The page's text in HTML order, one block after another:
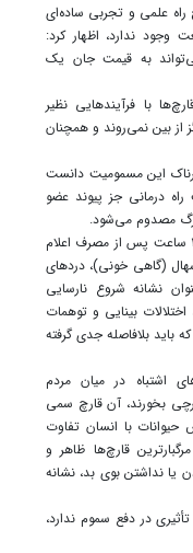
راه علمی و تجربی ساده‌ای
ندارد، اظهار کرد:
به قیمت جان یک
با فرآیندهایی نظیر
از بین نمی‌روند و همچنان
این مسمومیت دانست
درمانی جز پیوند عضو
مصدوم می‌شود.
شادی‌نیا علائم اولیه مسمومیت را معمولاً ۶ تا ۱۲ ساعت پس از مصرف اعلام
(گاهی خونی)، دردهای
نشانه شروع نارسایی
بینایی و توهمات
بلافاصله جدی گرفته
اشتباه در میان مردم
بخورند، آن قارچ سمی
با انسان تفاوت
قارچ‌ها ظاهر و
نداشتن بوی بد، نشانه
در دفع سموم ندارد،